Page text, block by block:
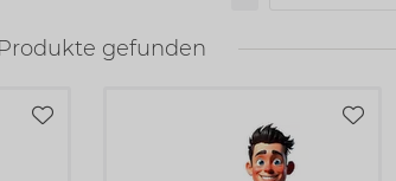
Produkte gefunden